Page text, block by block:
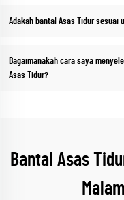
Adakah bantal Asas Tidur sesuai
Bagaimanakah cara saya
Asas Tidur?
Bantal Asas